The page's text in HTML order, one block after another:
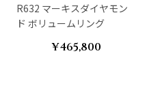
R632 マーキスダイヤモン
ド ボリュームリング
¥465,800